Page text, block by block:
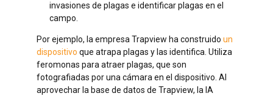
invasiones de plagas e identificar plagas en el
campo.
Por ejemplo, la empresa Trapview ha construido un
dispositivo que atrapa plagas y las identifica. Utiliza
feromonas para atraer plagas, que son
fotografiadas por una cámara en el dispositivo. Al
aprovechar la base de datos de Trapview, la IA